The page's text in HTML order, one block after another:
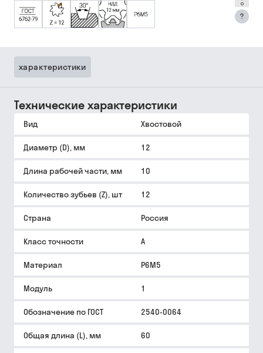
?
характеристики
Технические характеристики
Вид Хвостовой
Диаметр (D), мм 12
Длина рабочей части, мм 10
Количество зубьев (Z), шт 12
Страна Россия
Класс точности A
Материал Р6М5
Модуль 1
Обозначение по ГОСТ 2540-0064
Общая длина (L), мм 60